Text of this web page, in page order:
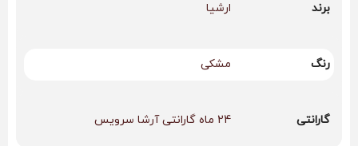
برند ارشیا
رنگ مشکی
گارانتی 24 ماه گارانتی آرشا سرویس